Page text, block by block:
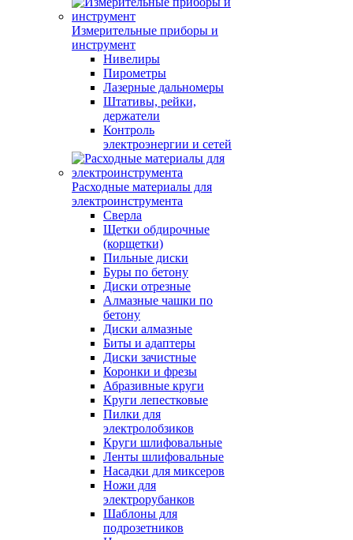
Измерительные приборы и
инструмент
Нивелиры
Пирометры
Лазерные дальномеры
Штативы, рейки,
держатели
Контроль
электроэнергии и сетей
Расходные материалы для
электроинструмента
Сверла
Щетки обдирочные
(корщетки)
Пильные диски
Буры по бетону
Диски отрезные
Алмазные чашки по
бетону
Диски алмазные
Биты и адаптеры
Диски зачистные
Коронки и фрезы
Абразивные круги
Круги лепестковые
Пилки для
электролобзиков
Круги шлифовальные
Ленты шлифовальные
Насадки для миксеров
Ножи для
электрорубанков
Шаблоны для
подрозетников